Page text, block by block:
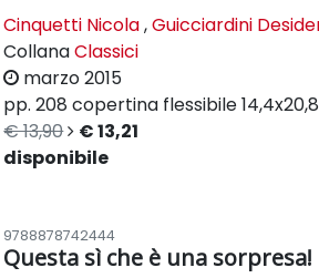
Cinquetti Nicola,Guicciardini
CollanaClassici
marzo 2015
pp. 208 copertina flessibile14,4x20,8
€ 13,90
€ 13,21
disponibile
9788878742444
Questa sì che è una sorpresa!